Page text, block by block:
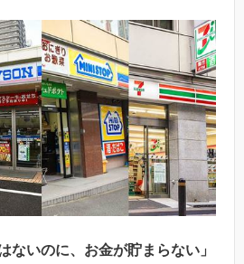
ないのに、お金が貯まらない」